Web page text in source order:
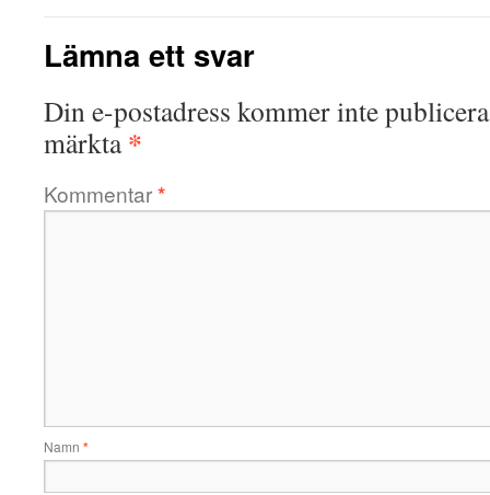
Lämna ett svar
Din e-postadress kommer inte
märkta*
Kommentar*
Namn *